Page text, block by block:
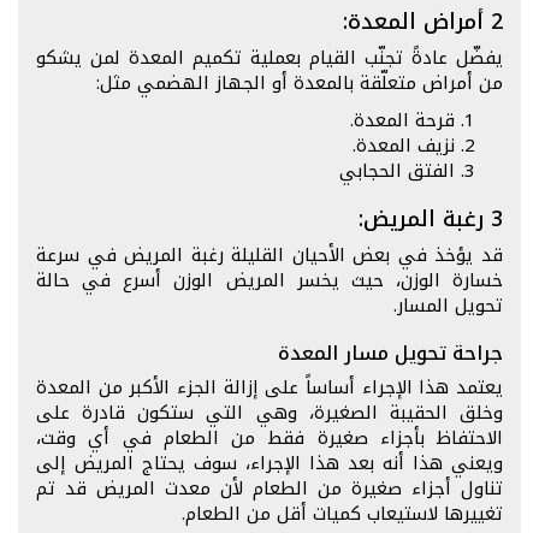
2 أمراض المعدة:
يفضّل عادةً تجنّب القيام بعملية تكميم المعدة لمن يشكو
من أمراض متعلّقة بالمعدة أو الجهاز الهضمي مثل:
قرحة المعدة.
نزيف المعدة.
الفتق الحجابي
3 رغبة المريض:
قد يؤخذ في بعض الأحيان القليلة رغبة المريض في سرعة
خسارة الوزن، حيث يخسر المريض الوزن أسرع في حالة
تحويل المسار.
جراحة تحويل مسار المعدة
يعتمد هذا الإجراء أساساً على إزالة الجزء الأكبر من المعدة
وخلق الحقيبة الصغيرة، وهي التي ستكون قادرة على
الاحتفاظ بأجزاء صغيرة فقط من الطعام في أي وقت،
ويعني هذا أنه بعد هذا الإجراء، سوف يحتاج المريض إلى
تناول أجزاء صغيرة من الطعام لأن معدت المريض قد تم
تغييرها لاستيعاب كميات أقل من الطعام.